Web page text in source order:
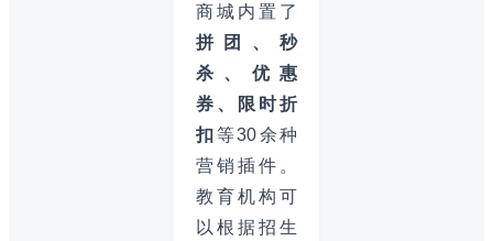
商城内置了
拼团、秒
杀、优惠
券、限时折
扣等30余种
营销插件。
教育机构可
以根据招生